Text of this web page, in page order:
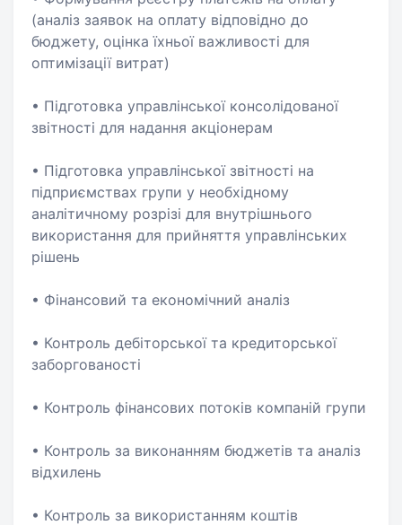
(аналіз заявок на оплату відповідно до
бюджету, оцінка їхньої важливості для
оптимізації витрат)
• Підготовка управлінської консолідованої
звітності для надання акціонерам
• Підготовка управлінської звітності на
підприємствах групи у необхідному
аналітичному розрізі для внутрішнього
використання для прийняття управлінських
рішень
• Фінансовий та економічний аналіз
• Контроль дебіторської та кредиторської
заборгованості
• Контроль фінансових потоків компаній групи
• Контроль за виконанням бюджетів та аналіз
відхилень
• Контроль за використанням коштів